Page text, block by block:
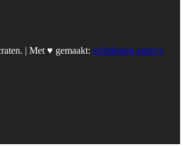
| Met ♥︎ gemaakt: webdesign agency